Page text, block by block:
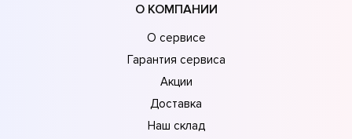
О КОМПАНИИ
О сервисе
Гарантия сервиса
Акции
Доставка
Наш склад